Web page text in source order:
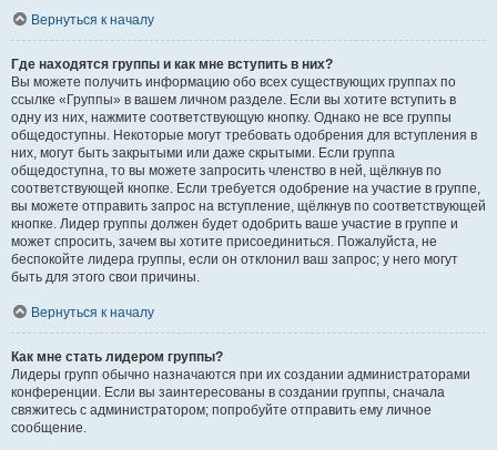
Вернуться к началу
Где находятся группы и как мне вступить в них?
Вы можете получить информацию обо всех существующих группах по
ссылке «Группы» в вашем личном разделе. Если вы хотите вступить в
одну из них, нажмите соответствующую кнопку. Однако не все группы
общедоступны. Некоторые могут требовать одобрения для вступления в
них, могут быть закрытыми или даже скрытыми. Если группа
общедоступна, то вы можете запросить членство в ней, щёлкнув по
соответствующей кнопке. Если требуется одобрение на участие в группе,
вы можете отправить запрос на вступление, щёлкнув по соответствующей
кнопке. Лидер группы должен будет одобрить ваше участие в группе и
может спросить, зачем вы хотите присоединиться. Пожалуйста, не
беспокойте лидера группы, если он отклонил ваш запрос; у него могут
быть для этого свои причины.
Вернуться к началу
Как мне стать лидером группы?
Лидеры групп обычно назначаются при их создании администраторами
конференции. Если вы заинтересованы в создании группы, сначала
свяжитесь с администратором; попробуйте отправить ему личное
сообщение.